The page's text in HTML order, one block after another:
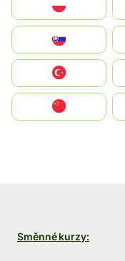
United States
中國香港特別行政區
Směnné kurzy: